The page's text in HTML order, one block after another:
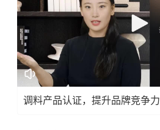
调料产品认证，提升品牌竞争力